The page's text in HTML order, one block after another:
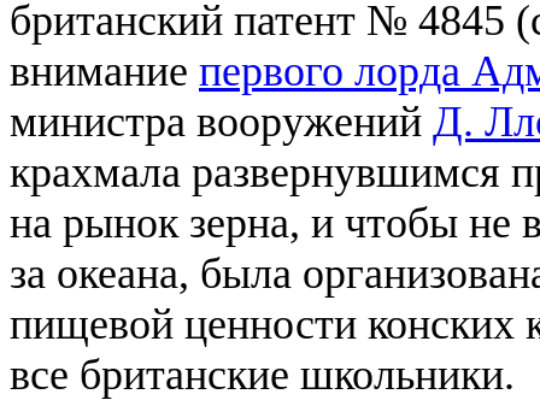
британский патент № 4845
внимание первого лорда
министра вооружений Д.
крахмала развернувшимся
на рынок зерна, и чтобы не
за океана, была
пищевой ценности конских
все британские школьники.